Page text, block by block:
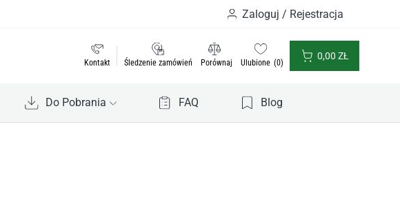
Zaloguj / Rejestracja
Kontakt Śledzenie zamówień Porównaj Ulubione 0
0,00 ZŁ
Do Pobrania FAQ Blog